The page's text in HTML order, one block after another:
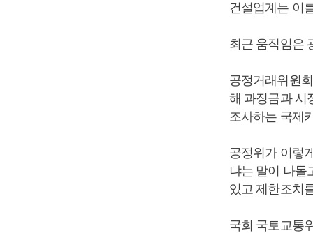
건설업계는 이
최근 움직임은
공정거래위원
해 과징금과 시
조사하는 국제
공정위가 이렇
냐는 말이 나돌
있고 제한조치
국회 국토교통